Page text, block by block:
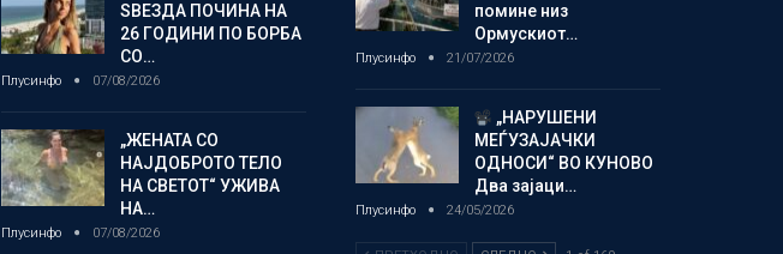
ЅВЕЗДА ПОЧИНА НА
26 ГОДИНИ ПО БОРБА
СО…
Плусинфо 07/08/2026
„ЖЕНАТА СО
НАЈДОБРОТО ТЕЛО
НА СВЕТОТ“ УЖИВА
НА…
Плусинфо 07/08/2026
помине низ
Ормускиот…
Плусинфо 21/07/2026
„НАРУШЕНИ
МЕЃУЗАЈАЧКИ
ОДНОСИ“ ВО КУНОВО
Два зајаци…
Плусинфо 24/05/2026